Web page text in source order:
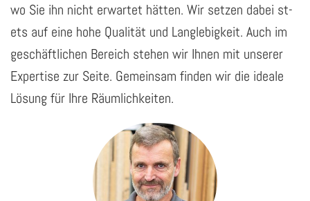
wo Sie ihn nicht er­war­tet hät­ten. Wir set­zen dabei s­t­
ets auf eine hohe Qua­li­tät und Lang­le­big­keit. Auch im
ge­schäft­li­chen Be­reich ste­hen wir Ihnen mit un­se­rer
Ex­per­ti­se zur Seite. Ge­mein­sam fin­den wir die idea­le
Lö­sung für Ihre Räum­lich­kei­ten.